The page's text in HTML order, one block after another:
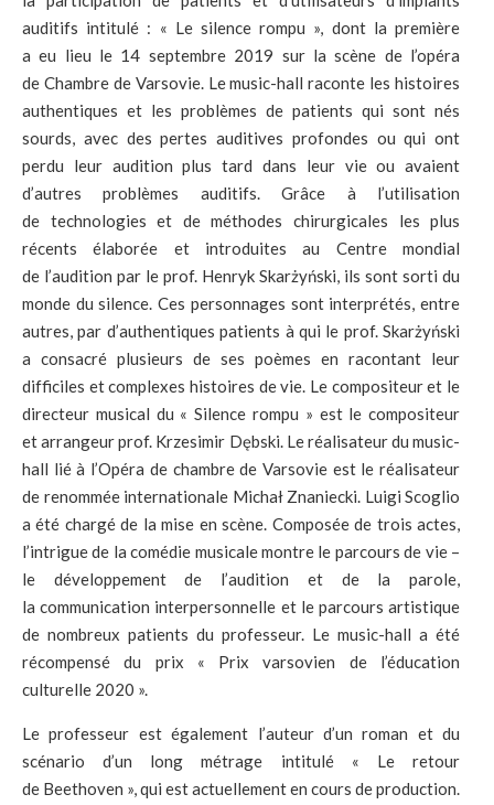
auditifs intitulé : « Le silence rompu », dont la première
a eu lieu le 14 septembre 2019 sur la scène de l’opéra
de Chambre de Varsovie. Le music-hall raconte les histoires
authentiques et les problèmes de patients qui sont nés
sourds, avec des pertes auditives profondes ou qui ont
perdu leur audition plus tard dans leur vie ou avaient
d’autres problèmes auditifs. Grâce à l’utilisation
de technologies et de méthodes chirurgicales les plus
récents élaborée et introduites au Centre mondial
de l’audition par le prof. Henryk Skarżyński, ils sont sorti du
monde du silence. Ces personnages sont interprétés, entre
autres, par d’authentiques patients à qui le prof. Skarżyński
a consacré plusieurs de ses poèmes en racontant leur
difficiles et complexes histoires de vie. Le compositeur et le
directeur musical du « Silence rompu » est le compositeur
et arrangeur prof. Krzesimir Dębski. Le réalisateur du music-
hall lié à l’Opéra de chambre de Varsovie est le réalisateur
de renommée internationale Michał Znaniecki. Luigi Scoglio
a été chargé de la mise en scène. Composée de trois actes,
l’intrigue de la comédie musicale montre le parcours de vie –
le développement de l’audition et de la parole,
la communication interpersonnelle et le parcours artistique
de nombreux patients du professeur. Le music-hall a été
récompensé du prix « Prix varsovien de l’éducation
culturelle 2020 ».
Le professeur est également l’auteur d’un roman et du
scénario d’un long métrage intitulé « Le retour
de Beethoven », qui est actuellement en cours de production.